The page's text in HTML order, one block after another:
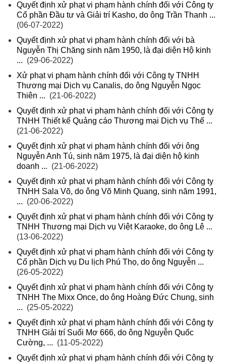
Quyết định xử phạt vi phạm hành chính đối với Công ty
Cổ phần Đầu tư và Giải trí Kasho, do ông Trần Thanh ...
(06-07-2022)
Quyết định xử phạt vi phạm hành chính đối với bà
Nguyễn Thị Chăng sinh năm 1950, là đại diện Hộ kinh
... (29-06-2022)
Xử phạt vi phạm hành chính đối với Công ty TNHH
Thương mại Dịch vụ Canalis, do ông Nguyễn Ngọc
Thiên ... (21-06-2022)
Quyết định xử phạt vi phạm hành chính đối với Công ty
TNHH Thiết kế Quảng cáo Thương mại Dịch vụ Thế ...
(21-06-2022)
Quyết định xử phạt vi phạm hành chính đối với ông
Nguyễn Anh Tú, sinh năm 1975, là đại diện hộ kinh
doanh ... (21-06-2022)
Quyết định xử phạt vi phạm hành chính đối với Công ty
TNHH Sala Võ, do ông Võ Minh Quang, sinh năm 1991,
... (20-06-2022)
Quyết định xử phạt vi phạm hành chính đối với Công ty
TNHH Thương mại Dịch vụ Việt Karaoke, do ông Lê ...
(13-06-2022)
Quyết định xử phạt vi phạm hành chính đối với Công ty
Cổ phần Dịch vụ Du lịch Phú Thọ, do ông Nguyễn ...
(26-05-2022)
Quyết định xử phạt vi phạm hành chính đối với Công ty
TNHH The Mixx Once, do ông Hoàng Đức Chung, sinh
... (25-05-2022)
Quyết định xử phạt vi phạm hành chính đối với Công ty
TNHH Giải trí Suối Mơ 666, do ông Nguyễn Quốc
Cường, ... (11-05-2022)
Quyết định xử phạt vi phạm hành chính đối với Công ty